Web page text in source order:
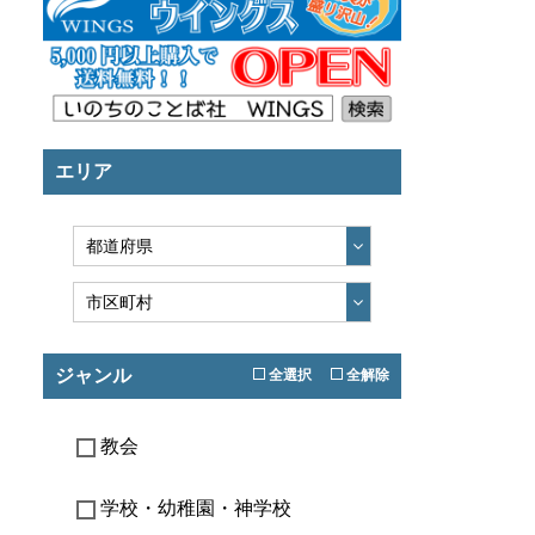
エリア
ジャンル 全選択 全解除
教会
学校・幼稚園・神学校